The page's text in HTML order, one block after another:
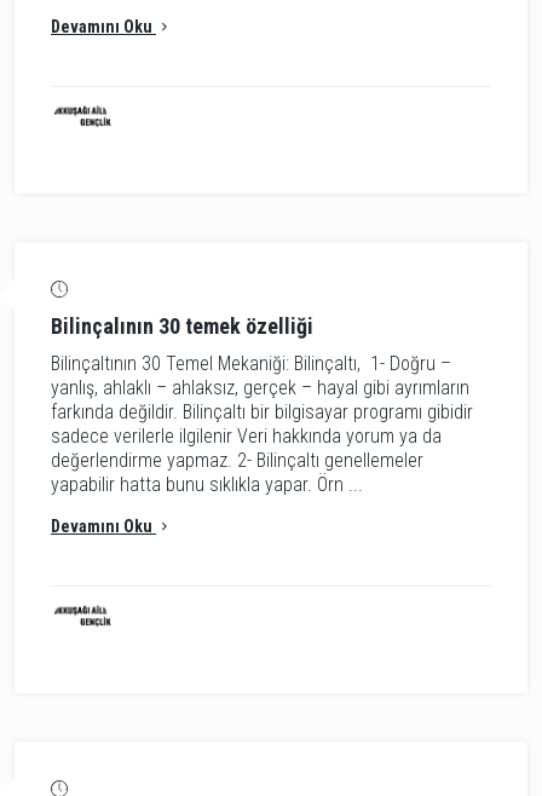
Devamını Oku
Bilinçalının 30 temek özelliği
Bilinçaltının 30 Temel Mekaniği: Bilinçaltı, 1- Doğru –
yanlış, ahlaklı – ahlaksız, gerçek – hayal gibi ayrımların
farkında değildir. Bilinçaltı bir bilgisayar programı gibidir
sadece verilerle ilgilenir Veri hakkında yorum ya da
değerlendirme yapmaz. 2- Bilinçaltı genellemeler
yapabilir hatta bunu sıklıkla yapar. Örn ...
Devamını Oku